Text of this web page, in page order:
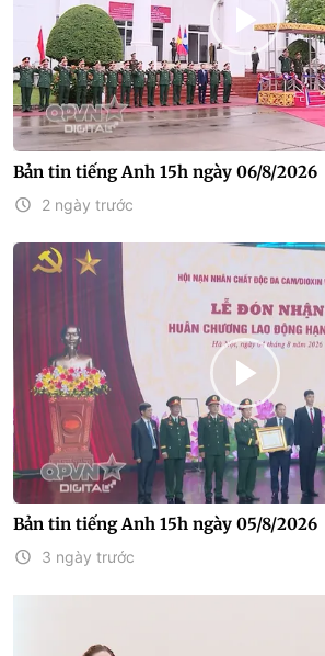
Bản tin tiếng Anh 15h ngày 06/8/2026
2 ngày trước
Bản tin tiếng Anh 15h ngày 05/8/2026
3 ngày trước